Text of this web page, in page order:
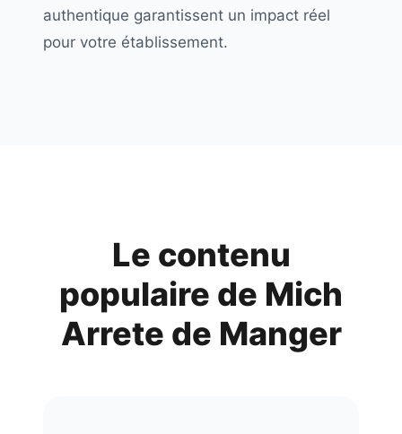
authentique garantissent un impact réel
pour votre établissement.
Le contenu
populaire de Mich
Arrete de Manger